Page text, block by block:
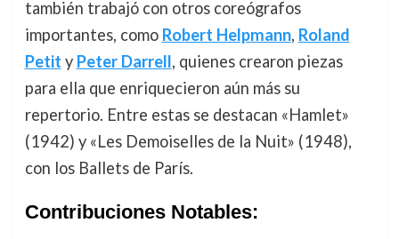
también trabajó con otros coreógrafos
importantes, como Robert Helpmann, Roland
Petit y Peter Darrell, quienes crearon piezas
para ella que enriquecieron aún más su
repertorio. Entre estas se destacan «Hamlet»
(1942) y «Les Demoiselles de la Nuit» (1948),
con los Ballets de París.
Contribuciones Notables: